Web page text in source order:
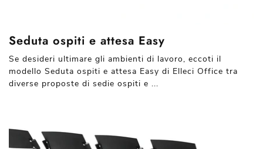
Seduta ospiti e attesa Easy
Se desideri ultimare gli ambienti di lavoro, eccoti il
modello Seduta ospiti e attesa Easy di Elleci Office tra
diverse proposte di sedie ospiti e ...